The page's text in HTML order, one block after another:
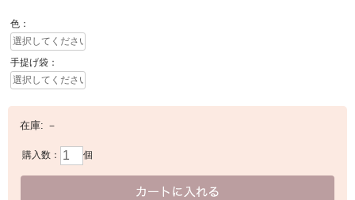
色：
手提げ袋：
在庫: －
購入数： 個